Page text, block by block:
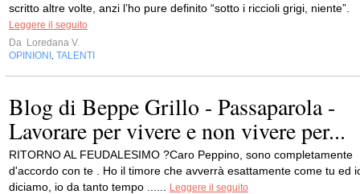
scritto altre volte, anzi l’ho pure definito “sotto i riccioli grigi, niente”.
Leggere il seguito
Da Loredana V.
OPINIONI
TALENTI
Blog di Beppe Grillo - Passaparola -
Lavorare per vivere e non vivere per...
RITORNO AL FEUDALESIMO ?Caro Peppino, sono completamente
d'accordo con te . Ho il timore che avverrà esattamente come tu ed
diciamo, io da tanto tempo ......
Leggere il seguito